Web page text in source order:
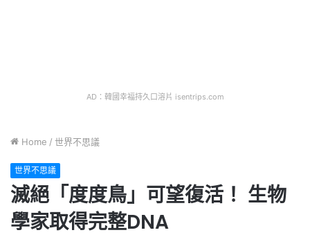
AD：韓國幸福持久口溶片 isentrips.com
Home / 世界不思議
世界不思議
滅絕「度度鳥」可望復活！ 生物
學家取得完整DNA